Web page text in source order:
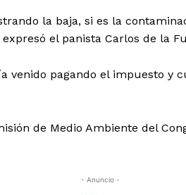
la baja, si es la
el panista Carlos de la
venido pagando el impuesto y
de Medio Ambiente del
- Anuncio -